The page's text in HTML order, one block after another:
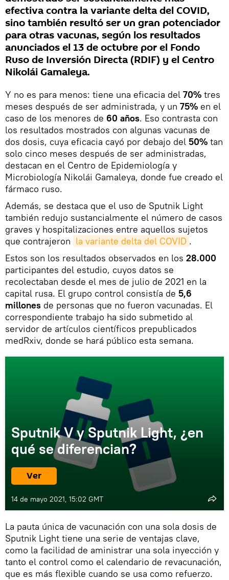
efectiva contra la variante delta del COVID,
sino también resultó ser un gran potenciador
para otras vacunas, según los resultados
anunciados el 13 de octubre por el Fondo
Ruso de Inversión Directa (RDIF) y el Centro
Nikolái Gamaleya.
Y no es para menos: tiene una eficacia del 70% tres
meses después de ser administrada, y un 75% en el
caso de los menores de 60 años. Eso contrasta con
los resultados mostrados con algunas vacunas de
dos dosis, cuya eficacia cayó por debajo del 50% tan
solo cinco meses después de ser administradas,
destacan en el Centro de Epidemiología y
Microbiología Nikolái Gamaleya, donde fue creado el
fármaco ruso.
Además, se destaca que el uso de Sputnik Light
también redujo sustancialmente el número de casos
graves y hospitalizaciones entre aquellos sujetos
que contrajeron la variante delta del COVID .
Estos son los resultados observados en los 28.000
participantes del estudio, cuyos datos se
recolectaban desde el mes de julio de 2021 en la
capital rusa. El grupo control consistía de 5,6
millones de personas que no fueron vacunadas. El
correspondiente trabajo ha sido submetido al
servidor de artículos científicos prepublicados
medRxiv, donde se hará público esta semana.
Sputnik V y Sputnik Light, ¿en
qué se diferencian?
Ver
14 de mayo 2021, 15:02 GMT
La pauta única de vacunación con una sola dosis de
Sputnik Light tiene una serie de ventajas clave,
como la facilidad de aministrar una sola inyección y
tanto el control como el calendario de revacunación,
que es más flexible cuando se usa como refuerzo.